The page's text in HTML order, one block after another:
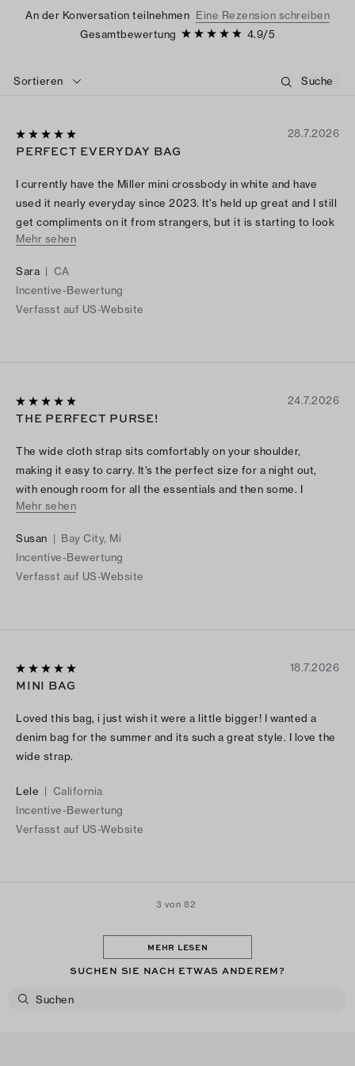
An der Konversation teilnehmen Eine Rezension schreiben
Gesamtbewertung
4.9/5
Sortieren
28.7.2026
PERFECT EVERYDAY BAG
I currently have the Miller mini crossbody in white and have
used it nearly everyday since 2023. It's held up great and I still
get compliments on it from strangers, but it is starting to look
run down. The denim version is so cute and versatile, I'm happy
Mehr sehen
Sara | CA
Incentive-Bewertung
Verfasst auf US-Website
24.7.2026
THE PERFECT PURSE!
The wide cloth strap sits comfortably on your shoulder,
making it easy to carry. It’s the perfect size for a night out,
with enough room for all the essentials and then some. I
absolutely love it!
Mehr sehen
Susan | Bay City, Mi
Incentive-Bewertung
Verfasst auf US-Website
18.7.2026
MINI BAG
Loved this bag, i just wish it were a little bigger! I wanted a
denim bag for the summer and its such a great style. I love the
wide strap.
Lele | California
Incentive-Bewertung
Verfasst auf US-Website
3 von 82
MEHR LESEN
SUCHEN SIE NACH ETWAS ANDEREM?